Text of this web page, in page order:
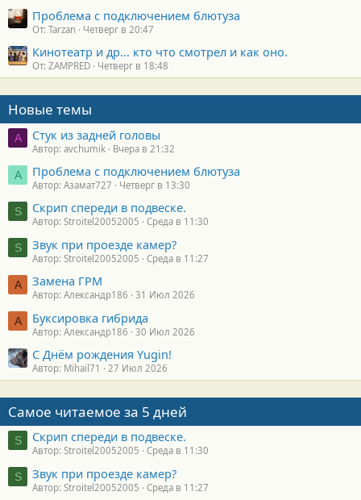
Проблема с подключением блютуза
От: Tarzan Четверг в 20:47
Кинотеатр и др... кто что смотрел и как оно.
От: ZAMPRED Четверг в 18:48
Новые темы
A Стук из задней головы
Автор: avchumik Вчера в 21:32
А Проблема с подключением блютуза
Автор: Азамат727 Четверг в 13:30
S Скрип спереди в подвеске.
Автор: Stroitel20052005 Среда в 11:30
S Звук при проезде камер?
Автор: Stroitel20052005 Среда в 11:27
А Замена ГРМ
Автор: Александр186 31 Июл 2026
А Буксировка гибрида
Автор: Александр186 30 Июл 2026
С Днём рождения Yugin!
Автор: Mihail71 27 Июл 2026
Самое читаемое за 5 дней
S Скрип спереди в подвеске.
Автор: Stroitel20052005 Среда в 11:30
S Звук при проезде камер?
Автор: Stroitel20052005 Среда в 11:27